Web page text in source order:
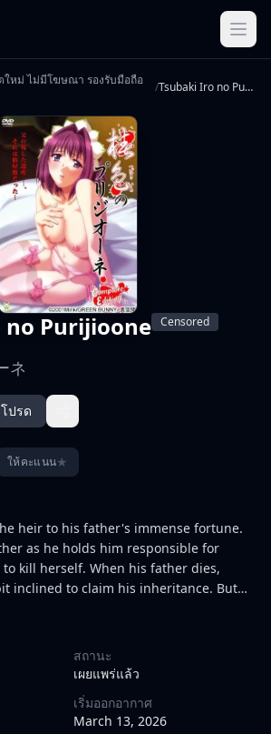
ใหม่ ไม่มีโฆษณา รองรับมือถือ
/ Tsubaki Iro no Purijioone
Purijioone Censored
ネ
ปรด
ให้คะแนน★
heir to his father's immense fortune.
as he holds him responsible for
kill herself. When his father dies,
inclined to claim his inheritance. But
Sannomiya Rei convinces him
at his ancestral home - a palatial
pliant maids who, he presumes,
of servicing their now deceased
สถานะ
เผยแพร่แล้ว
เริ่มออกอากาศ
March 13, 2026